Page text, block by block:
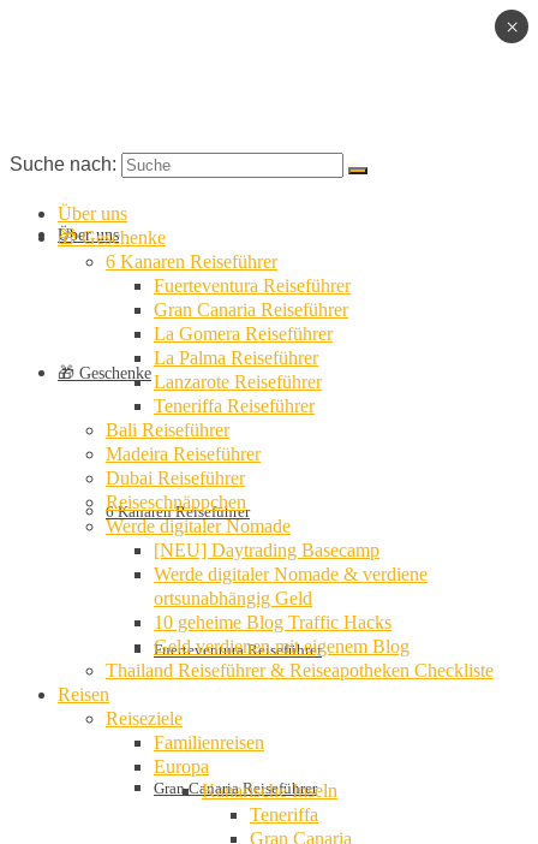
Über uns
🎁 Geschenke
6 Kanaren Reiseführer
Fuerteventura Reiseführer
Gran Canaria Reiseführer
Suche nach:
Über uns
🎁 Geschenke
6 Kanaren Reiseführer
Fuerteventura Reiseführer
Gran Canaria Reiseführer
La Gomera Reiseführer
La Palma Reiseführer
Lanzarote Reiseführer
Teneriffa Reiseführer
Bali Reiseführer
Madeira Reiseführer
Dubai Reiseführer
Reiseschnäppchen
Werde digitaler Nomade
[NEU] Daytrading Basecamp
Werde digitaler Nomade & verdiene
ortsunabhängig Geld
10 geheime Blog Traffic Hacks
Geld verdienen mit eigenem Blog
Thailand Reiseführer & Reiseapotheken Checkliste
Reisen
Reiseziele
Familienreisen
Europa
Kanarische Inseln
Teneriffa
Gran Canaria
×